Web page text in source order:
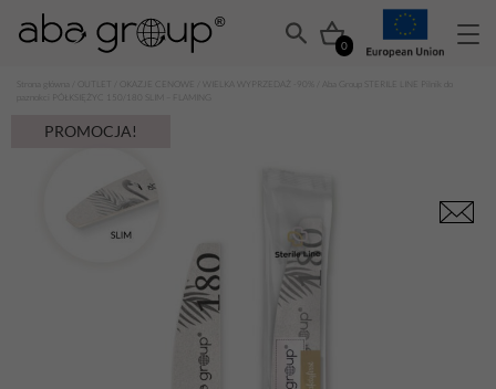
0
OKAZJE CENOWE WIELKA WYPRZEDAŻ -90%
/ Aba Group STERILE LINE Pilnik do
paznokci PÓŁKSIĘŻYC 150/180 SLIM – FLAMING
PROMOCJA!